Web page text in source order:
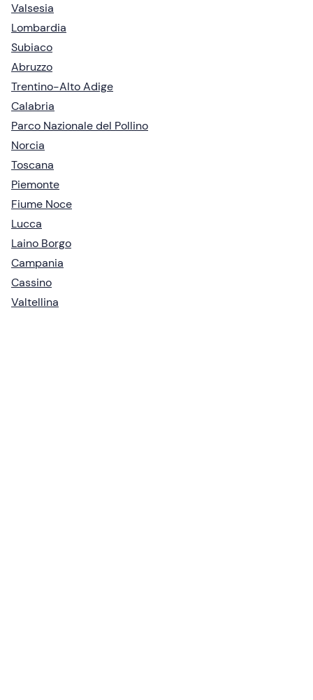
Valsesia
Lombardia
Subiaco
Abruzzo
Trentino-Alto Adige
Calabria
Parco Nazionale del Pollino
Norcia
Toscana
Piemonte
Fiume Noce
Lucca
Laino Borgo
Campania
Cassino
Valtellina